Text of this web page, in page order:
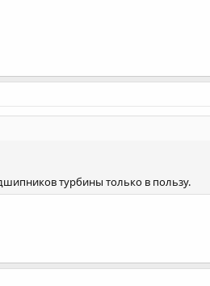
турбины только в пользу.